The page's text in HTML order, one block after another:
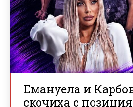
Емануела и
скочиха с